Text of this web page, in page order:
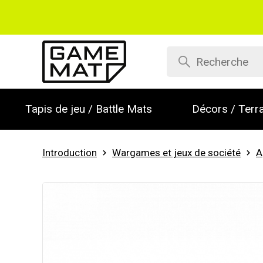
Tapis de jeu / Battle Mats Décors /
Introduction Wargames et jeux de société